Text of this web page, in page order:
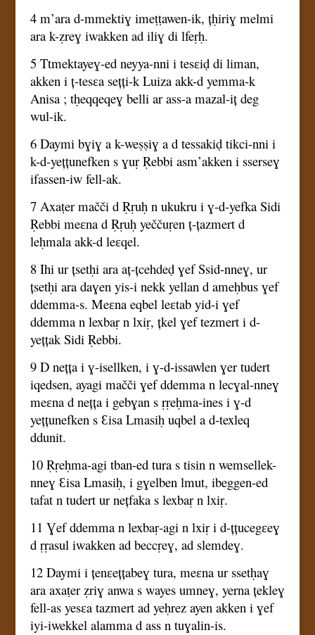
4 m’ara d-mmektiɣ imeṭṭawen-ik, țḥiriɣ melmi
ara k-ẓreɣ iwakken ad iliɣ di lfeṛḥ.
5 Ttmektayeɣ-ed neyya-nni i tesɛiḍ di liman,
akken i ț-tesɛa sețți-k Luiza akk-d yemma-k
Anisa ; tḥeqqeqeɣ belli ar ass-a mazal-iț deg
wul-ik.
6 Daymi bɣiɣ a k-weṣṣiɣ a d tessakiḍ tikci-nni i
k-d-yețțunefken s ɣuṛ Ṛebbi asm’akken i sserseɣ
ifassen-iw fell-ak.
7 Axaṭer mačči d Ṛṛuḥ n ukukru i ɣ-d-yefka Sidi
Ṛebbi meɛna d Ṛṛuḥ yeččuṛen ț-țazmert d
leḥmala akk-d leɛqel.
8 Ihi ur țsetḥi ara aț-țcehdeḍ ɣef Ssid-nneɣ, ur
țsetḥi ara daɣen yis-i nekk yellan d ameḥbus ɣef
ddemma-s. Meɛna eqbel leɛtab yid-i ɣef
ddemma n lexbaṛ n lxiṛ, țkel ɣef tezmert i d-
yețțak Sidi Ṛebbi.
9 D nețța i ɣ-isellken, i ɣ-d-issawlen ɣer tudert
iqedsen, ayagi mačči ɣef ddemma n lecɣal-nneɣ
meɛna d nețța i gebɣan s ṛṛeḥma-ines i ɣ-d
yețțunefken s Ɛisa Lmasiḥ uqbel a d-texleq
ddunit.
10 Ṛṛeḥma-agi tban-ed tura s tisin n wemsellek-
nneɣ Ɛisa Lmasiḥ, i gɣelben lmut, ibeggen-ed
tafat n tudert ur nețfaka s lexbaṛ n lxiṛ.
11 Ɣef ddemma n lexbaṛ-agi n lxiṛ i d-țțucegɛeɣ
d ṛṛasul iwakken ad beccṛeɣ, ad slemdeɣ.
12 Daymi i țenɛețțabeɣ tura, meɛna ur ssetḥaɣ
ara axaṭer ẓriɣ anwa s wayes umneɣ, yerna țekleɣ
fell-as yesɛa tazmert ad yeḥrez ayen akken i ɣef
iyi-iwekkel alamma d ass n tuɣalin-is.